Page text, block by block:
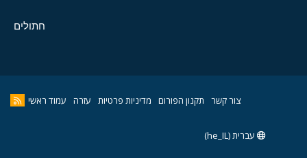
חתולים
צור קשר תקנון הפורום מדיניות פרטיות עזרה עמוד ראשי
עברית (he_IL)